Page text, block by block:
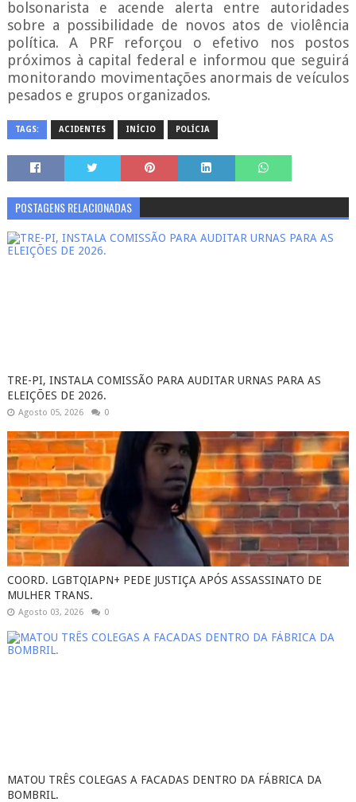
bolsonarista e acende alerta entre autoridades
sobre a possibilidade de novos atos de violência
política. A PRF reforçou o efetivo nos postos
próximos à capital federal e informou que seguirá
monitorando movimentações anormais de veículos
pesados e grupos organizados.
TAGS: ACIDENTES INÍCIO POLÍCIA
POSTAGENS RELACIONADAS
TRE-PI, INSTALA COMISSÃO PARA AUDITAR URNAS PARA AS
ELEIÇÕES DE 2026.
Agosto 05, 2026 0
COORD. LGBTQIAPN+ PEDE JUSTIÇA APÓS ASSASSINATO DE
MULHER TRANS.
Agosto 03, 2026 0
MATOU TRÊS COLEGAS A FACADAS DENTRO DA FÁBRICA DA
BOMBRIL.